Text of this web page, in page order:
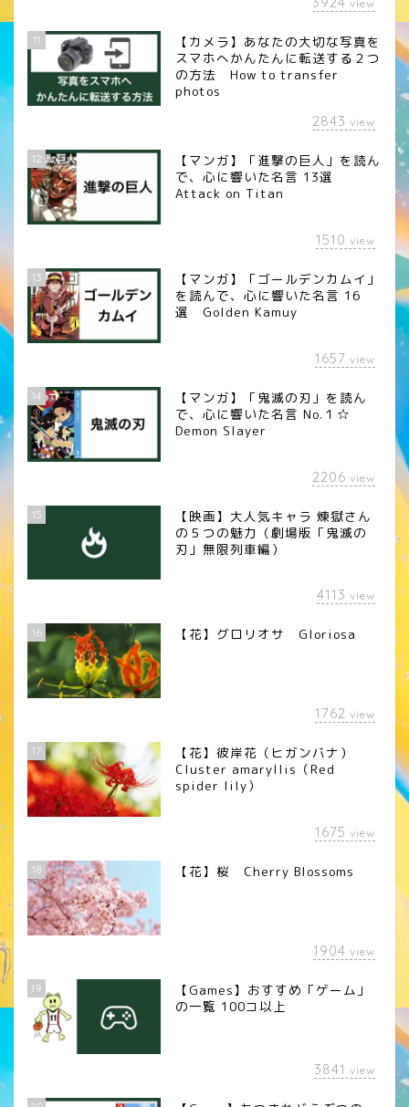
view
11
【カメラ】あなたの大切な写真を
スマホへかんたんに転送する２つ
の方法 How to transfer
photos
2843 view
12
【マンガ】「進撃の巨人」を読ん
で、心に響いた名言 13選
Attack on Titan
1510 view
13
【マンガ】「ゴールデンカムイ」
を読んで、心に響いた名言 16
選 Golden Kamuy
1657 view
14
【マンガ】「鬼滅の刃」を読ん
で、心に響いた名言 No.１☆
Demon Slayer
2206 view
15
【映画】大人気キャラ 煉󠄁獄さん
の５つの魅力（劇場版「鬼滅の
刃」無限列車編）
4113 view
16 【花】グロリオサ Gloriosa
1762 view
17
【花】彼岸花（ヒガンバナ）
Cluster amaryllis（Red
spider lily）
1675 view
18 【花】桜 Cherry Blossoms
1904 view
19
【Games】おすすめ「ゲーム」
の一覧 100コ以上
3841 view